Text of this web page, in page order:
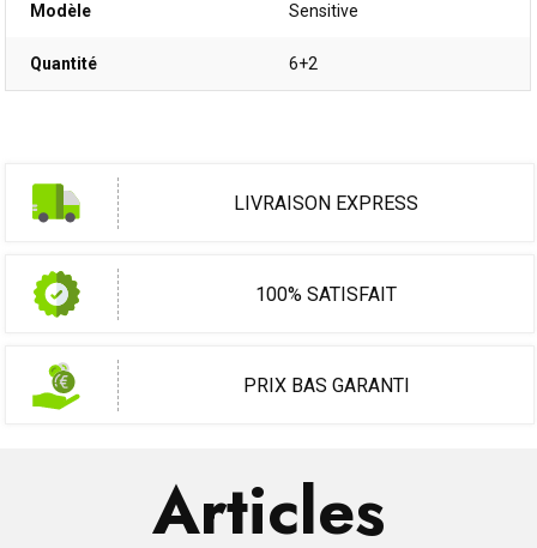
Modèle Sensitive
Quantité 6+2
LIVRAISON EXPRESS
100% SATISFAIT
PRIX BAS GARANTI
Articles